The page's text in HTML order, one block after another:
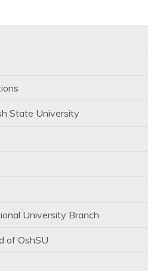
State University
University Branch
of OshSU